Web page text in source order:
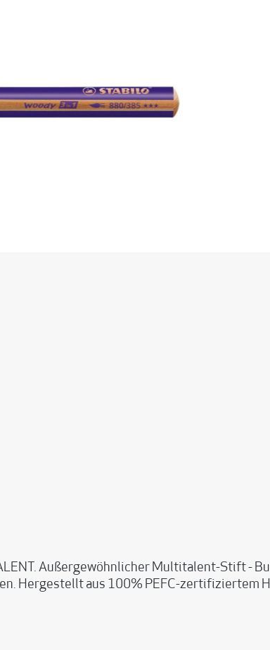
Außergewöhnlicher Multitalent-Stift -
Hergestellt aus 100% PEFC-zertifiziertem